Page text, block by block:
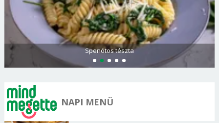
Spenótos tészta
NAPI MENÜ